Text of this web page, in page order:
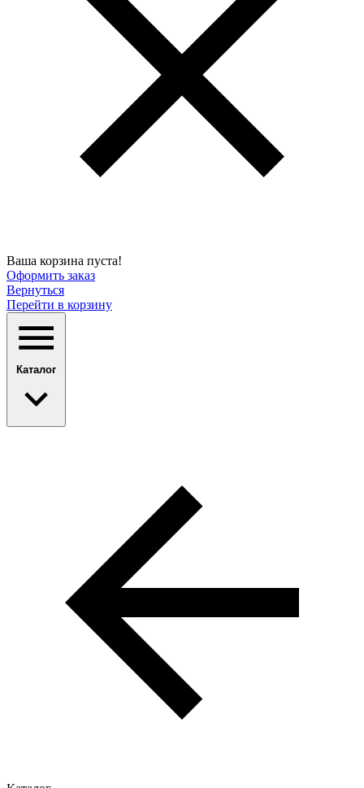
Ваша корзина пуста!
Оформить заказ
Вернуться
Перейти в корзину
Каталог